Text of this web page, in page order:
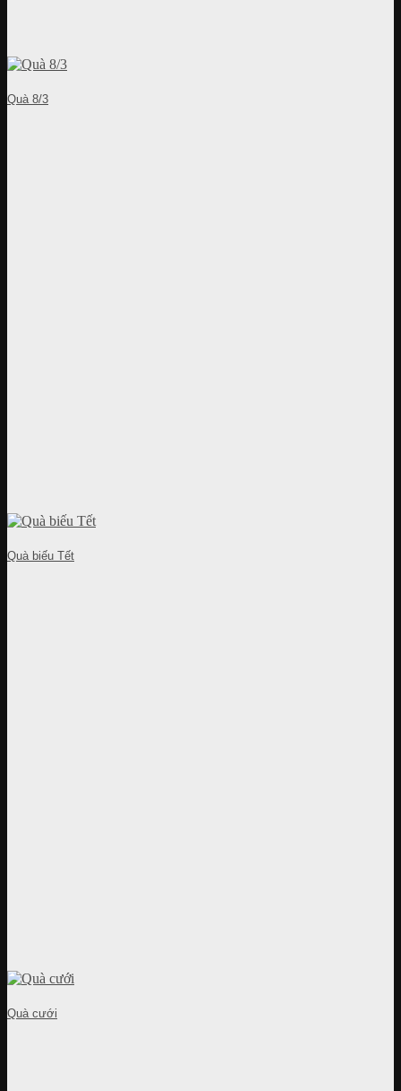
Quà 8/3
Quà biếu Tết
Quà cưới